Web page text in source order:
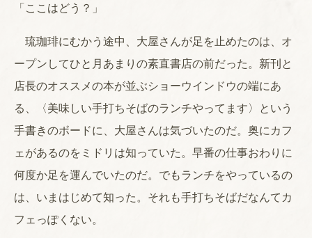
「ここはどう？」
琉珈琲にむかう途中、大屋さんが足を止めたのは、オ
ープンしてひと月あまりの素直書店の前だった。新刊と
店長のオススメの本が並ぶショーウインドウの端にあ
る、〈美味しい手打ちそばのランチやってます〉という
手書きのボードに、大屋さんは気づいたのだ。奥にカフ
ェがあるのをミドリは知っていた。早番の仕事おわりに
何度か足を運んでいたのだ。でもランチをやっているの
は、いまはじめて知った。それも手打ちそばだなんてカ
フェっぽくない。